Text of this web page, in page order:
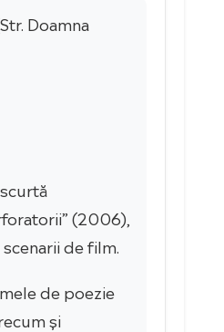
Doamna
(2006),
de film.
de poezie
și